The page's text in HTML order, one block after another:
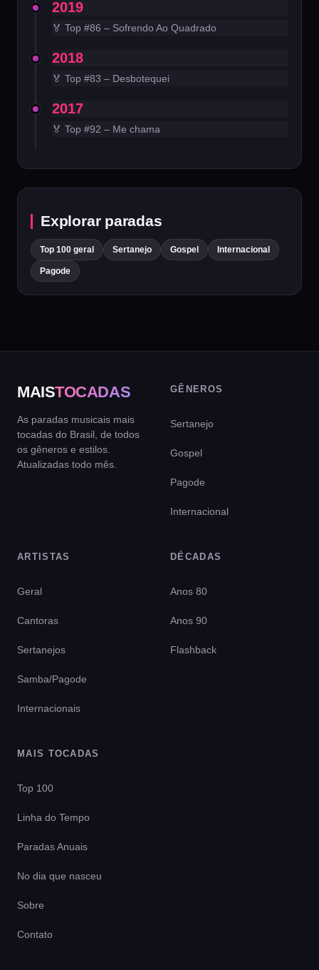
2019
🏅 Top #86 – Sofrendo Ao Quadrado
2018
🏅 Top #83 – Desbotequei
2017
🏅 Top #92 – Me chama
Explorar paradas
Top 100 geral Sertanejo Gospel Internacional
Pagode
MAISTOCADAS
As paradas musicais mais
tocadas do Brasil, de todos
os gêneros e estilos.
Atualizadas todo mês.
GÊNEROS
Sertanejo
Gospel
Pagode
Internacional
ARTISTAS
Geral
Cantoras
Sertanejos
Samba/Pagode
Internacionais
DÉCADAS
Anos 80
Anos 90
Flashback
MAIS TOCADAS
Top 100
Linha do Tempo
Paradas Anuais
No dia que nasceu
Sobre
Contato